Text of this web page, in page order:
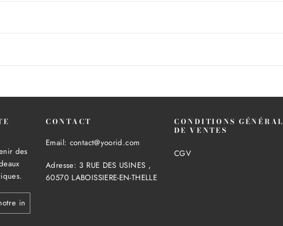
des
CONTACT
Email: contact@yoorid.com
Adresse: 3 RUE DES USINES ,
60570 LABOISSIERE-EN-THELLE
CONDITIONS GÉNÉRAL
DE VENTES
CGV